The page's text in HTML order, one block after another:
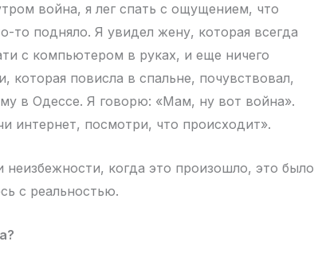
война, я лег спать с ощущением, что
то подняло. Я увидел жену, которая всегда
с компьютером в руках, и еще ничего
которая повисла в спальне, почувствовал,
в Одессе. Я говорю: «Мам, ну вот война».
интернет, посмотри, что происходит».
когда это произошло, это было
с реальностью.